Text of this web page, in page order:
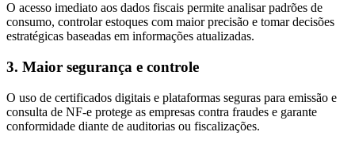
O acesso imediato aos dados fiscais permite analisar padrões de
consumo, controlar estoques com maior precisão e tomar decisões
estratégicas baseadas em informações atualizadas.
3. Maior segurança e controle
O uso de certificados digitais e plataformas seguras para emissão e
consulta de NF-e protege as empresas contra fraudes e garante
conformidade diante de auditorias ou fiscalizações.